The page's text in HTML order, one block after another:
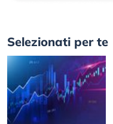
Selezionati per te